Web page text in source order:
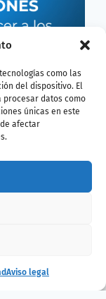
como las
del dispositivo. El
procesar datos como
únicas en este
afectar
Aviso legal